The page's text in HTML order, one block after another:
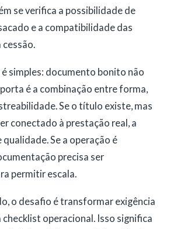
se verifica a possibilidade de
e a compatibilidade das
cessão.
simples: documento bonito não
é a combinação entre forma,
Se o título existe, mas
conectado à prestação real, a
Se a operação é
precisa ser
permitir escala.
o desafio é transformar exigência
operacional. Isso significa